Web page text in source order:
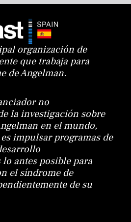
organización de
que trabaja para
de Angelman.
no
la investigación sobre
en el mundo,
impulsar programas de
antes posible para
el síndrome de
de su